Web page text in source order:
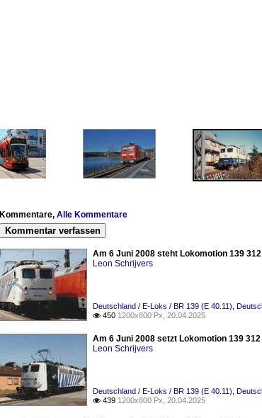
Kommentare, Alle Kommentare
Kommentar verfassen
Am 6 Juni 2008 steht Lokomotion 139
Leon Schrijvers
Deutschland / E-Loks / BR 139 (E 40.11)
 450 1200x800 Px, 20.04.2025
Am 6 Juni 2008 setzt Lokomotion 139
Leon Schrijvers
Deutschland / E-Loks / BR 139 (E 40.11)
 439 1200x800 Px, 20.04.2025